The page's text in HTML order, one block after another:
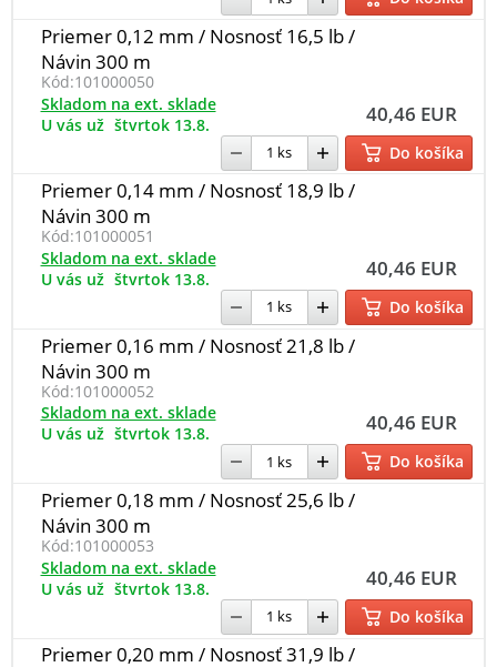
Priemer 0,12 mm / Nosnosť 16,5 lb /
Návin 300 m
Kód:101000050
40,46 EUR
Skladom na ext. sklade
U vás už štvrtok 13.8.
Do košíka
Priemer 0,14 mm / Nosnosť 18,9 lb /
Návin 300 m
Kód:101000051
40,46 EUR
Skladom na ext. sklade
U vás už štvrtok 13.8.
Do košíka
Priemer 0,16 mm / Nosnosť 21,8 lb /
Návin 300 m
Kód:101000052
40,46 EUR
Skladom na ext. sklade
U vás už štvrtok 13.8.
Do košíka
Priemer 0,18 mm / Nosnosť 25,6 lb /
Návin 300 m
Kód:101000053
40,46 EUR
Skladom na ext. sklade
U vás už štvrtok 13.8.
Do košíka
Priemer 0,20 mm / Nosnosť 31,9 lb /